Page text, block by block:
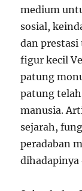
medium
sosial,
dan prestasi
figur kecil
patung
patung
manusia.
sejarah,
peradaban
dihadapinya